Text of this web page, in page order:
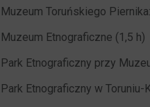
Muzeum Toruńskiego
Muzeum Etnograficzne (1,5 h)
Park Etnograficzny przy
Park Etnograficzny w Toruniu-